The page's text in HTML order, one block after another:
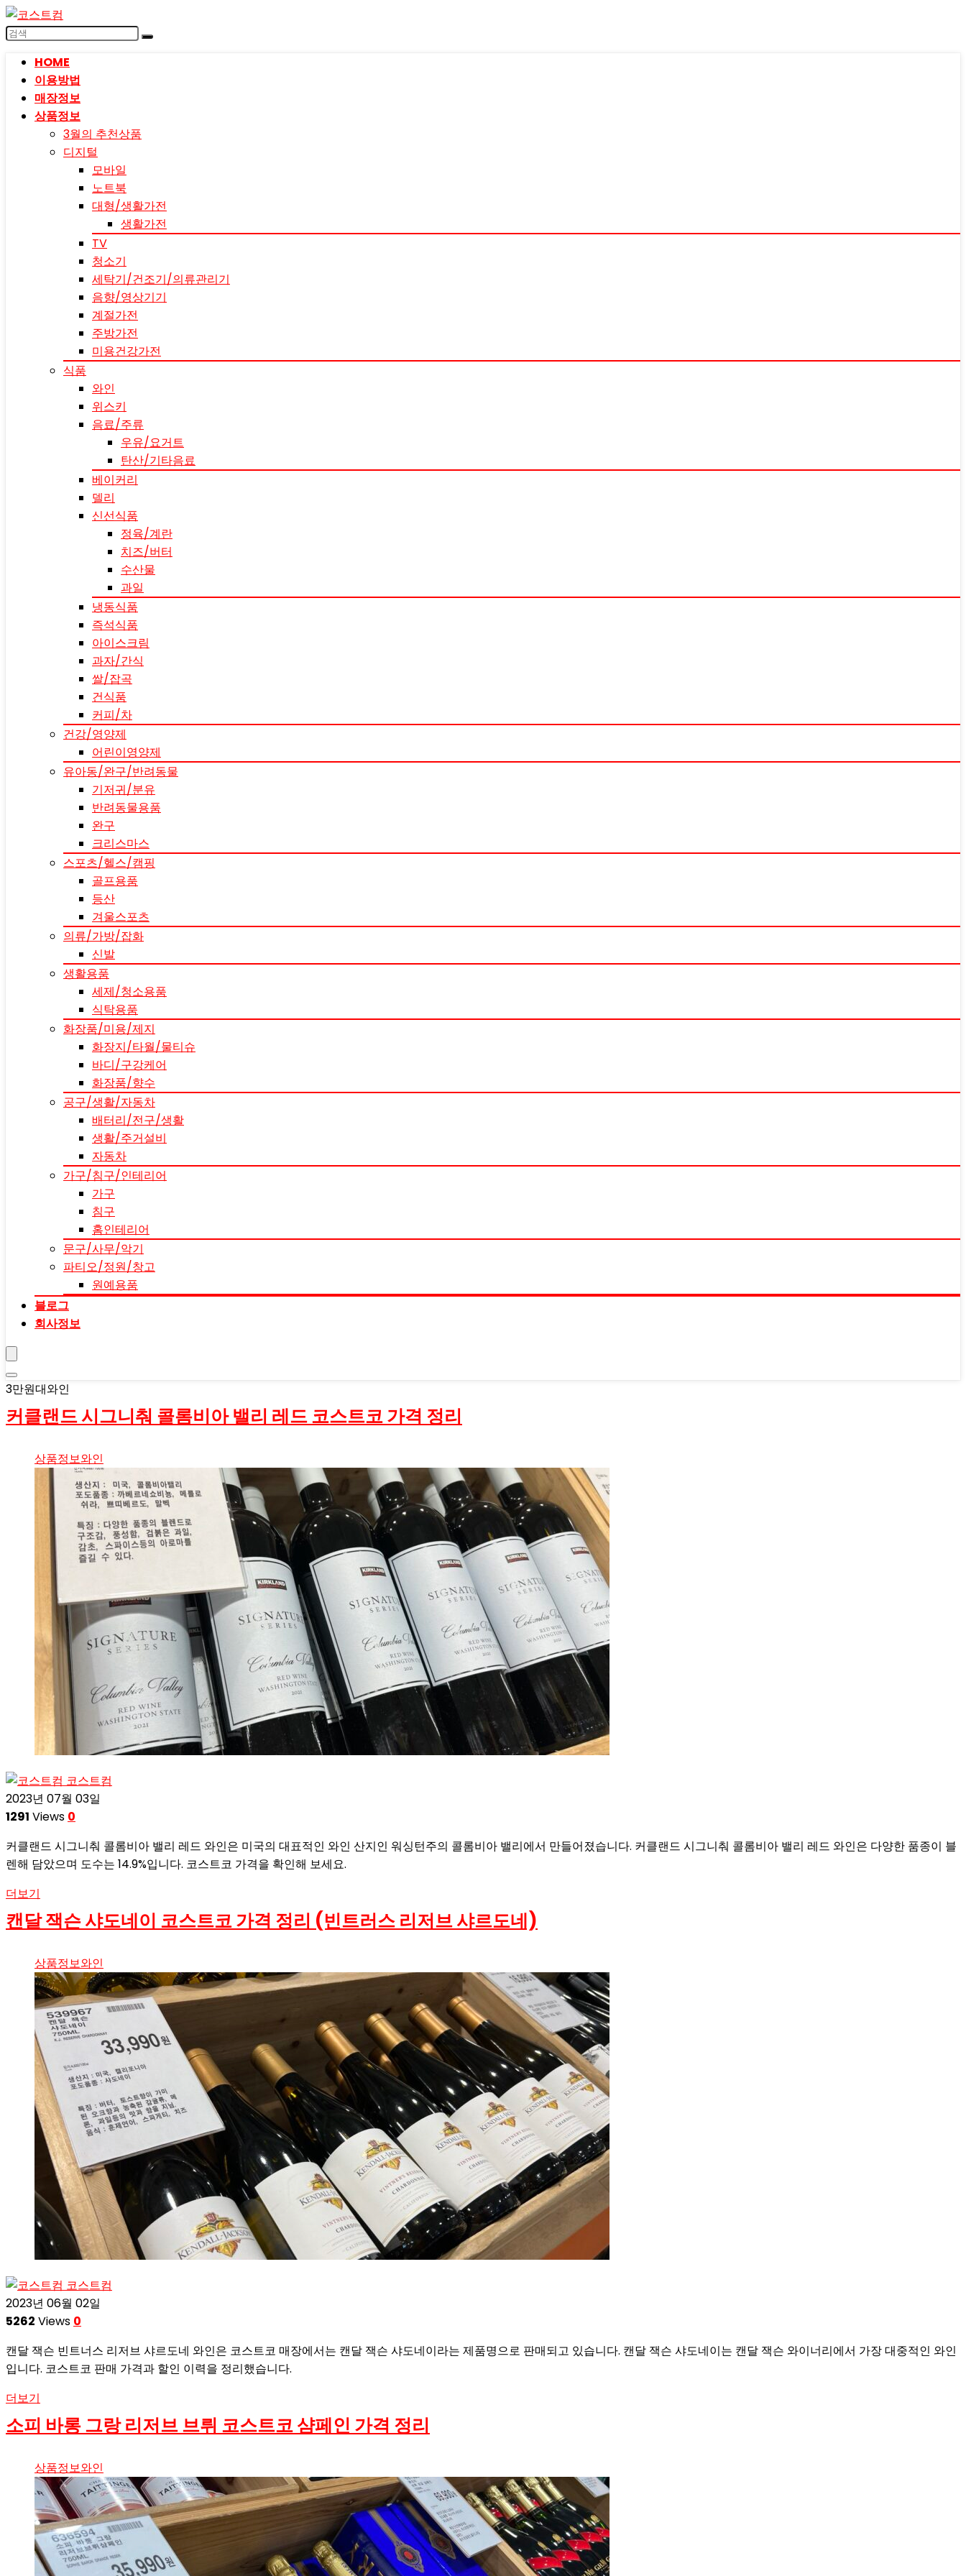
HOME
이용방법
매장정보
상품정보
3월의 추천상품
디지털
모바일
노트북
대형/생활가전
생활가전
TV
청소기
세탁기/건조기/의류관리기
음향/영상기기
계절가전
주방가전
미용건강가전
식품
와인
위스키
음료/주류
우유/요거트
탄산/기타음료
베이커리
델리
신선식품
정육/계란
치즈/버터
수산물
과일
냉동식품
즉석식품
아이스크림
과자/간식
쌀/잡곡
건식품
커피/차
건강/영양제
어린이영양제
유아동/완구/반려동물
기저귀/분유
반려동물용품
완구
크리스마스
스포츠/헬스/캠핑
골프용품
등산
겨울스포츠
의류/가방/잡화
신발
생활용품
세제/청소용품
식탁용품
화장품/미용/제지
화장지/타월/물티슈
바디/구강케어
화장품/향수
공구/생활/자동차
배터리/전구/생활
생활/주거설비
자동차
가구/침구/인테리어
가구
침구
홈인테리어
문구/사무/악기
파티오/정원/창고
원예용품
블로그
회사정보
3만원대와인
커클랜드 시그니춰 콜롬비아 밸리 레드 코스트코 가격 정리
상품정보와인
코스트컴
2023년 07월 03일
1291 Views 0
커클랜드 시그니춰 콜롬비아 밸리 레드 와인은 미국의 대표적인 와인 산지인 워싱턴주의 콜롬비아 밸리에서 만들어졌습니다. 커클랜드 시그니춰 콜롬비아 밸리 레드 와인은 다양한 품종이 블
렌해 담았으며 도수는 14.9%입니다. 코스트코 가격을 확인해 보세요.
더보기
캔달 잭슨 샤도네이 코스트코 가격 정리 (빈트러스 리저브 샤르도네)
상품정보와인
코스트컴
2023년 06월 02일
5262 Views 0
캔달 잭슨 빈트너스 리저브 샤르도네 와인은 코스트코 매장에서는 캔달 잭슨 샤도네이라는 제품명으로 판매되고 있습니다. 캔달 잭슨 샤도네이는 캔달 잭슨 와이너리에서 가장 대중적인 와인
입니다. 코스트코 판매 가격과 할인 이력을 정리했습니다.
더보기
소피 바롱 그랑 리저브 브뤼 코스트코 샴페인 가격 정리
상품정보와인